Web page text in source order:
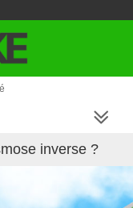
inverse ?